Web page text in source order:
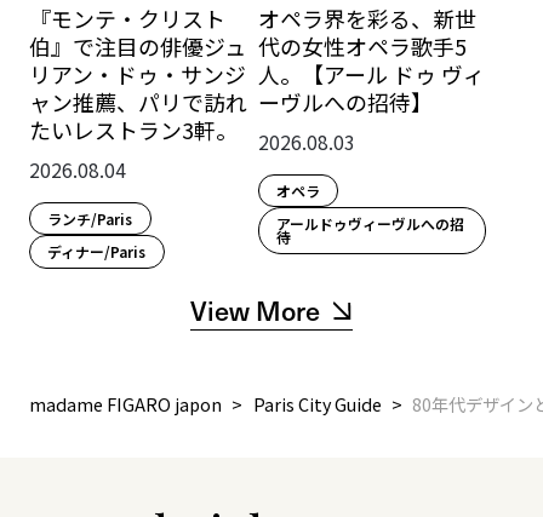
『モンテ・クリスト
伯』で注目の俳優ジュ
リアン・ドゥ・サンジ
ャン推薦、パリで訪れ
たいレストラン3軒。
2026.08.04
ランチ/Paris
ディナー/Paris
オペラ界を彩る、新世
代の女性オペラ歌手5
人。【アール ドゥ ヴィ
ーヴルへの招待】
2026.08.03
オペラ
アールドゥヴィーヴルへの招
待
View More
madame FIGARO japon Paris City Guide 80年代デザイン